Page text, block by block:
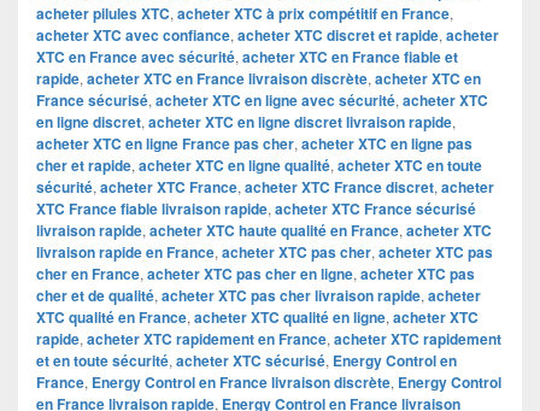
acheter pilules XTC, acheter XTC à prix compétitif en France,
acheter XTC avec confiance, acheter XTC discret et rapide, acheter
XTC en France avec sécurité, acheter XTC en France fiable et
rapide, acheter XTC en France livraison discrète, acheter XTC en
France sécurisé, acheter XTC en ligne avec sécurité, acheter XTC
en ligne discret, acheter XTC en ligne discret livraison rapide,
acheter XTC en ligne France pas cher, acheter XTC en ligne pas
cher et rapide, acheter XTC en ligne qualité, acheter XTC en toute
sécurité, acheter XTC France, acheter XTC France discret, acheter
XTC France fiable livraison rapide, acheter XTC France sécurisé
livraison rapide, acheter XTC haute qualité en France, acheter XTC
livraison rapide en France, acheter XTC pas cher, acheter XTC pas
cher en France, acheter XTC pas cher en ligne, acheter XTC pas
cher et de qualité, acheter XTC pas cher livraison rapide, acheter
XTC qualité en France, acheter XTC qualité en ligne, acheter XTC
rapide, acheter XTC rapidement en France, acheter XTC rapidement
et en toute sécurité, acheter XTC sécurisé, Energy Control en
France, Energy Control en France livraison discrète, Energy Control
en France livraison rapide, Energy Control en France livraison